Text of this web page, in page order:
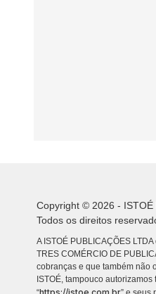
Copyright © 2026 - ISTOÉ
Todos os direitos
A ISTOÉ PUBLICAÇÕES
TRES COMÉRCIO DE
cobranças e que também não
ISTOÉ, tampouco